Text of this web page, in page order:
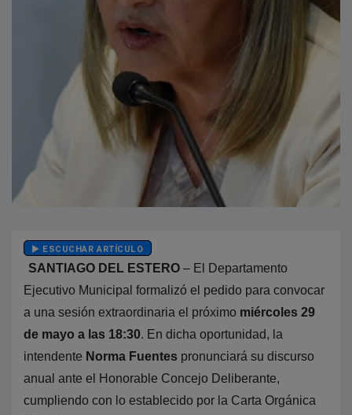
ESCUCHAR ARTÍCULO
SANTIAGO DEL ESTERO – El Departamento
Ejecutivo Municipal formalizó el pedido para convocar
a una sesión extraordinaria el próximo miércoles 29
de mayo a las 18:30. En dicha oportunidad, la
intendente Norma Fuentes pronunciará su discurso
anual ante el Honorable Concejo Deliberante,
cumpliendo con lo establecido por la Carta Orgánica